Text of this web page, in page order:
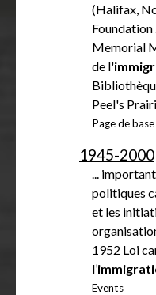
(Halifax,
Foundation
Memorial
de l'
Peel's
Page de base
1945-2000
...
politiques
et les
1952 Loi
l’
Events